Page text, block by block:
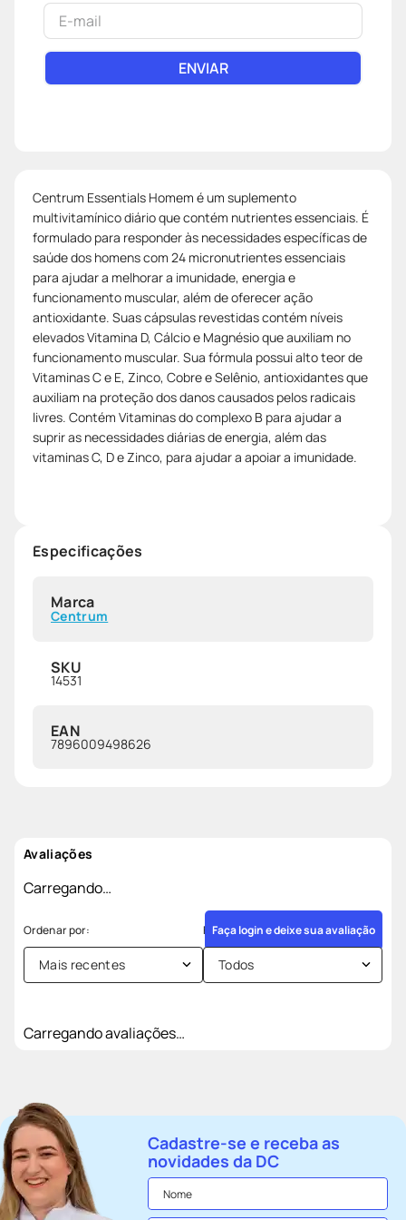
ENVIAR
Centrum Essentials Homem é um suplemento
multivitamínico diário que contém nutrientes essenciais. É
formulado para responder às necessidades específicas de
saúde dos homens com 24 micronutrientes essenciais
para ajudar a melhorar a imunidade, energia e
funcionamento muscular, além de oferecer ação
antioxidante. Suas cápsulas revestidas contém níveis
elevados Vitamina D, Cálcio e Magnésio que auxiliam no
funcionamento muscular. Sua fórmula possui alto teor de
Vitaminas C e E, Zinco, Cobre e Selênio, antioxidantes que
auxiliam na proteção dos danos causados pelos radicais
livres. Contém Vitaminas do complexo B para ajudar a
suprir as necessidades diárias de energia, além das
vitaminas C, D e Zinco, para ajudar a apoiar a imunidade.
Especificações
Marca
Centrum
SKU
14531
EAN
7896009498626
Avaliações
Carregando…
Faça login e deixe sua avaliação
Mais recentes Todos
Carregando avaliações…
Cadastre-se e receba as
novidades da DC